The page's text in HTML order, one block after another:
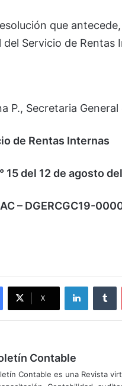
que
Servicio de Rentas
P., Secretaria
de Rentas Internas
15 del 12 de agosto
– DGERCGC19-
X
LinkedIn
Contable
Contable es una Revista